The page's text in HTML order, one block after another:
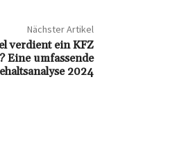
Nächster Artikel
verdient ein KFZ
Eine umfassende
2024